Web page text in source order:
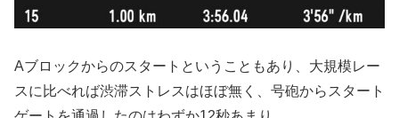
Aブロックからのスタートということもあり、大規模レー
スに比べれば渋滞ストレスはほぼ無く、号砲からスタート